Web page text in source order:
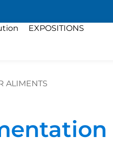
EXPOSITIONS
ALIMENTS